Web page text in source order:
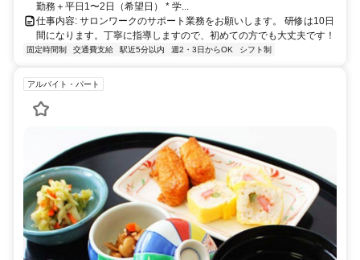
勤務＋平日1〜2日（希望日） * 学...
仕事内容: サロンワークのサポート業務をお願いします。 研修は10日
間になります。丁寧に指導しますので、初めての方でも大丈夫です！
固定時間制 交通費支給 駅近5分以内 週2・3日からOK シフト制
アルバイト・パート